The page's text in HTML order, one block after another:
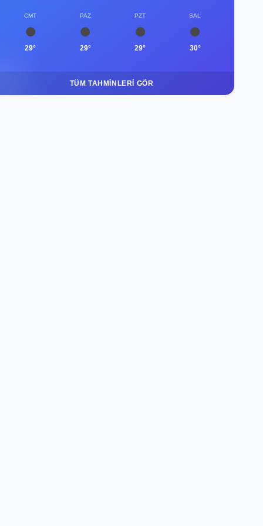
CMT
29°
PAZ
29°
PZT
29°
SAL
30°
TÜM TAHMINLERI GÖR